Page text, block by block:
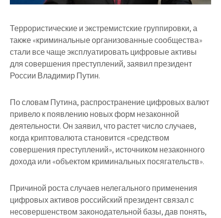
Террористические и экстремистские группировки, а
также «криминальные организованные сообщества»
стали все чаще эксплуатировать цифровые активы
для совершения преступлений, заявил президент
России Владимир Путин.
По словам Путина, распространение цифровых валют
привело к появлению новых форм незаконной
деятельности. Он заявил, что растет число случаев,
когда криптовалюта становится «средством
совершения преступлений», источником незаконного
дохода или «объектом криминальных посягательств».
Причиной роста случаев нелегального применения
цифровых активов российский президент связал с
несовершенством законодательной базы, дав понять,